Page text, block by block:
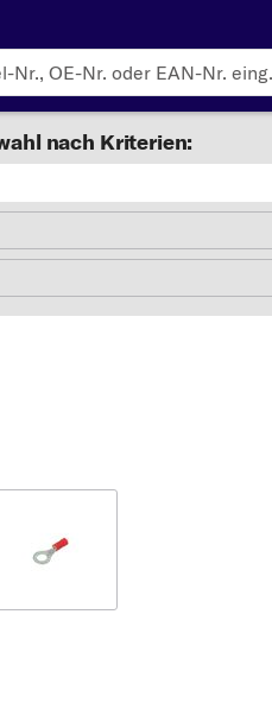
nach Kriterien: